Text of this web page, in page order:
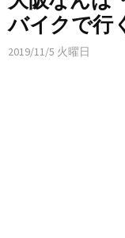
ッ
プバイクで行
2019/11/5 火曜日